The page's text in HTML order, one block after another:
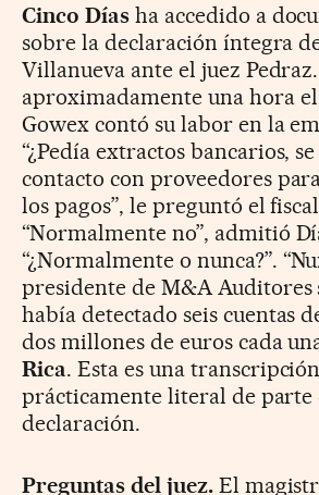
Cinco Díasha accedido a
sobre la declaración íntegra
Villanueva ante el juez
aproximadamente una hora
Gowex contó su labor en la
“¿Pedía extractos bancarios,
contacto con proveedores
los pagos”, le preguntó el
“Normalmente no”, admitió
“¿Normalmente o nunca?”.
presidente de M&A Auditores
había detectado seis cuentas
dos millones de euros cada
Rica. Esta es una transcripción
prácticamente literal de parte
declaración.
Preguntas del juez.El